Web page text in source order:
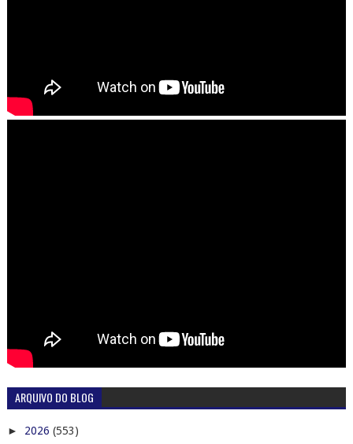
ARQUIVO DO BLOG
► 2026 (553)